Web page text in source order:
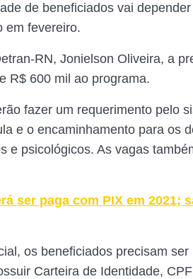
de beneficiados vai
em fevereiro.
RN, Jonielson Oliveira, a
R$ 600 mil ao programa.
fazer um requerimento pelo
e o encaminhamento para os
e psicológicos. As vagas
ser paga com PIX em 2021;
os beneficiados precisam ser
Carteira de Identidade,